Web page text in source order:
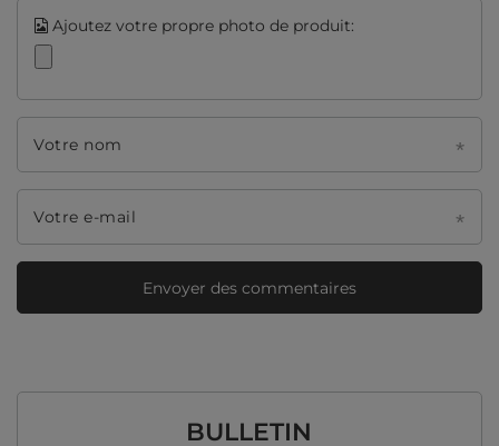
Ajoutez votre propre photo de produit:
Votre nom
Votre e-mail
Envoyer des commentaires
BULLETIN